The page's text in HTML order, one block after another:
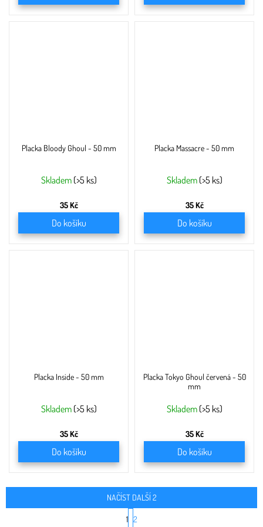
Placka Bloody Ghoul - 50 mm
Skladem (>5 ks)
35 Kč
Do košíku
Placka Massacre - 50 mm
Skladem (>5 ks)
35 Kč
Do košíku
Placka Inside - 50 mm
Skladem (>5 ks)
35 Kč
Do košíku
Placka Tokyo Ghoul červená - 50
mm
Skladem (>5 ks)
35 Kč
Do košíku
NAČÍST DALŠÍ 2
S
t
1 2